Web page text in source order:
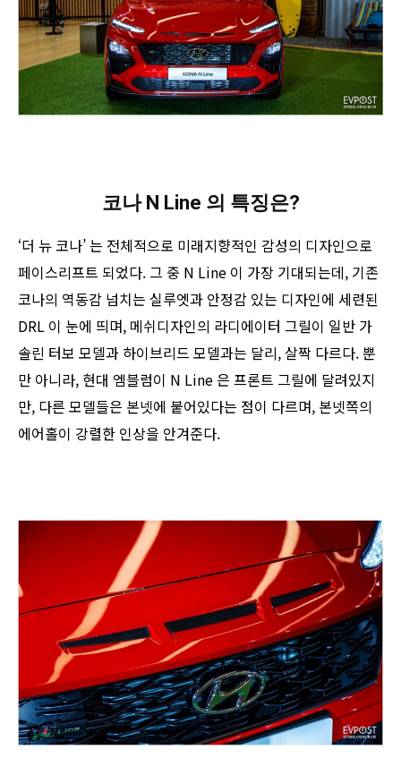
코나 N Line 의 특징은?
‘더 뉴 코나’ 는 전체적으로 미래지향적인 감성의 디자인으로
페이스리프트 되었다. 그 중 N Line 이 가장 기대되는데, 기존
코나의 역동감 넘치는 실루엣과 안정감 있는 디자인에 세련된
DRL 이 눈에 띄며, 메쉬디자인의 라디에이터 그릴이 일반 가
솔린 터보 모델과 하이브리드 모델과는 달리, 살짝 다르다. 뿐
만 아니라, 현대 엠블럼이 N Line 은 프론트 그릴에 달려있지
만, 다른 모델들은 본넷에 붙어있다는 점이 다르며, 본넷쪽의
에어홀이 강렬한 인상을 안겨준다.